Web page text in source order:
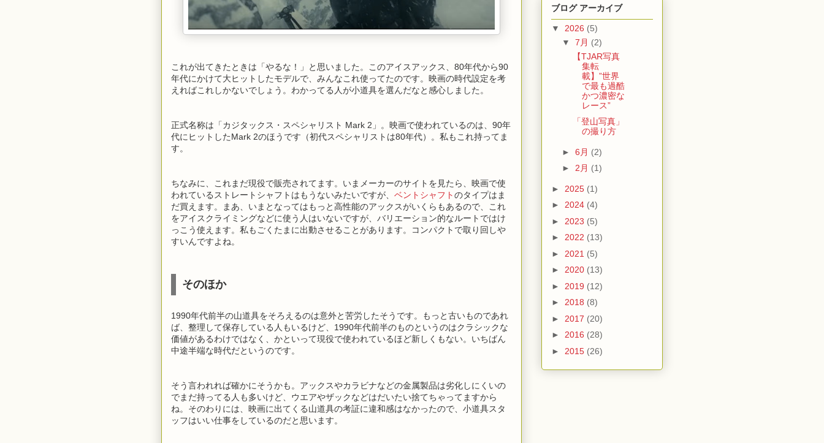
これが出てきたときは「やるな！」と思いました。このアイスアックス、80年代から90
年代にかけて大ヒットしたモデルで、みんなこれ使ってたのです。映画の時代設定を考
えればこれしかないでしょう。わかってる人が小道具を選んだなと感心しました。
正式名称は「カジタックス・スペシャリスト Mark 2」。映画で使われているのは、90年
代にヒットしたMark 2のほうです（初代スペシャリストは80年代）。私もこれ持ってま
す。
ちなみに、これまだ現役で販売されてます。いまメーカーのサイトを見たら、映画で使
われているストレートシャフトはもうないみたいですが、 ベントシャフトのタイプはま
だ買えます。まあ、いまとなってはもっと高性能のアックスがいくらもあるので、これ
をアイスクライミングなどに使う人はいないですが、バリエーション的なルートではけ
っこう使えます。私もごくたまに出動させることがあります。コンパクトで取り回しや
すいんですよね。
そのほか
1990年代前半の山道具をそろえるのは意外と苦労したそうです。もっと古いものであれ
ば、整理して保存している人もいるけど、1990年代前半のものというのはクラシックな
価値があるわけではなく、かといって現役で使われているほど新しくもない。いちばん
中途半端な時代だというのです。
そう言われれば確かにそうかも。アックスやカラビナなどの金属製品は劣化しにくいの
でまだ持ってる人も多いけど、ウエアやザックなどはだいたい捨てちゃってますから
ね。そのわりには、映画に出てくる山道具の考証に違和感はなかったので、小道具スタ
ッフはいい仕事をしているのだと思います。
ブログ アーカイブ
▼ 2026 (5)
▼ 7月 (2)
【TJAR写真
集転
載】”世界
で最も過酷
かつ濃密な
レース”
「登山写真」
の撮り方
► 6月 (2)
► 2月 (1)
► 2025 (1)
► 2024 (4)
► 2023 (5)
► 2022 (13)
► 2021 (5)
► 2020 (13)
► 2019 (12)
► 2018 (8)
► 2017 (20)
► 2016 (28)
► 2015 (26)